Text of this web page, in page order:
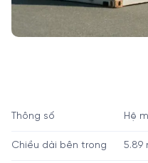
Thông số Hệ
Chiều dài bên trong 5.89